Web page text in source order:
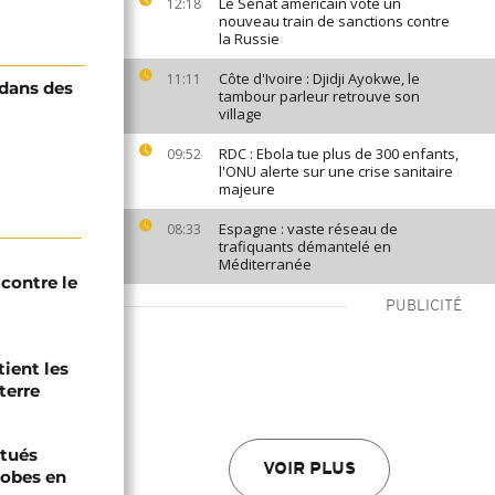
12:18
nouveau train de sanctions contre
la Russie
11:11
Côte d'Ivoire : Djidji Ayokwe, le
tambour parleur retrouve son
village
09:52
RDC : Ebola tue plus de 300 enfants,
l'ONU alerte sur une crise sanitaire
majeure
08:33
Espagne : vaste réseau de
trafiquants démantelé en
Méditerranée
PUBLICITÉ
VOIR PLUS
des
le
les
en